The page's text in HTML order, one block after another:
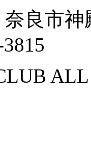
奈良市
ALL